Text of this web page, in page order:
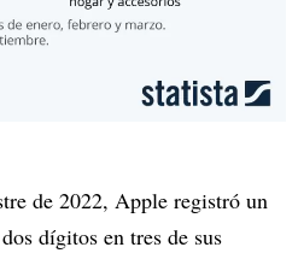
de 2022, Apple registró un
dígitos en tres de sus